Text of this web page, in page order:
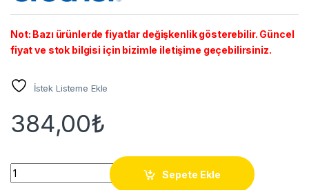
Not: Bazı ürünlerde fiyatlar değişkenlik gösterebilir. Güncel
fiyat ve stok bilgisi için bizimle iletişime geçebilirsiniz.
İstek Listeme Ekle
384,00₺
TN-221/241/251/261/291 YELLOW TONER (1.4K*) quantity
Sepete Ekle